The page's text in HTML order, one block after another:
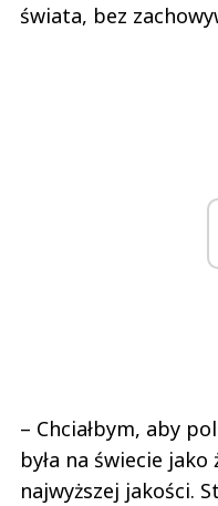
świata, bez
– Chciałbym, aby
była na świecie
najwyższej jakości.